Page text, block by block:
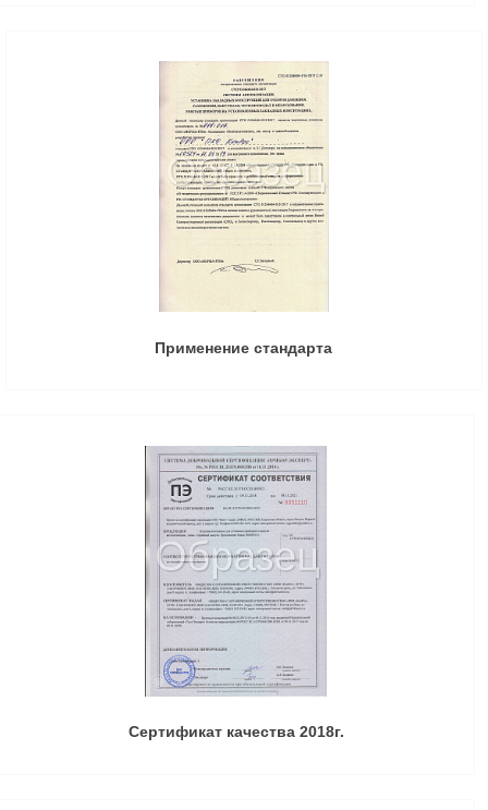
Применение стандарта
Сертификат качества 2018г.